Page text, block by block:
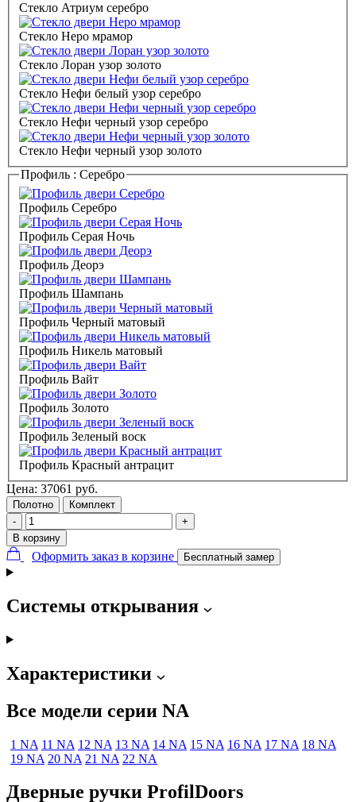
Стекло Атриум серебро
Стекло Неро мрамор
Стекло Лоран узор золото
Стекло Нефи белый узор серебро
Стекло Нефи черный узор серебро
Стекло Нефи черный узор золото
Профиль : Серебро
Профиль Серебро
Профиль Серая Ночь
Профиль Деорэ
Профиль Шампань
Профиль Черный матовый
Профиль Никель матовый
Профиль Вайт
Профиль Золото
Профиль Зеленый воск
Профиль Красный антрацит
Цена: 37061 руб.
Полотно
Комплект
-
+
В корзину
Оформить заказ в корзине Бесплатный замер
Системы открывания
Характеристики
Все модели серии NA
1 NA 11 NA 12 NA 13 NA 14 NA 15 NA 16 NA 17 NA 18 NA
19 NA 20 NA 21 NA 22 NA
Дверные ручки ProfilDoors